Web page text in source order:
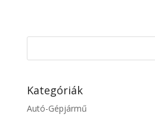
Kategóriák
Autó-Gépjármű